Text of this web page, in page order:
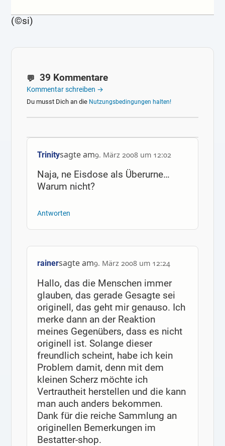
(©si)
39 Kommentare
Kommentar schreiben →
Du musst Dich an die Nutzungsbedingungen halten!
Trinitysagte am9. März 2008 um 12:02
Naja, ne Eisdose als Überurne…
Warum nicht?
Antworten
rainersagte am9. März 2008 um 12:24
Hallo, das die Menschen immer
glauben, das gerade Gesagte sei
originell, das geht mir genauso. Ich
merke dann an der Reaktion
meines Gegenübers, dass es nicht
originell ist. Solange dieser
freundlich scheint, habe ich kein
Problem damit, denn mit dem
kleinen Scherz möchte ich
Vertrautheit herstellen und die kann
man auch anders bekommen.
Dank für die reiche Sammlung an
originellen Bemerkungen im
Bestatter-shop.